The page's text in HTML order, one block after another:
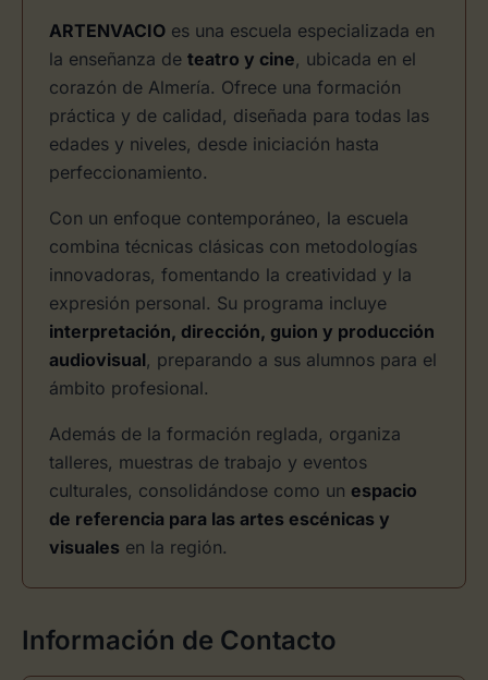
ARTENVACIO es una escuela especializada en
la enseñanza de teatro y cine, ubicada en el
corazón de Almería. Ofrece una formación
práctica y de calidad, diseñada para todas las
edades y niveles, desde iniciación hasta
perfeccionamiento.
Con un enfoque contemporáneo, la escuela
combina técnicas clásicas con metodologías
innovadoras, fomentando la creatividad y la
expresión personal. Su programa incluye
interpretación, dirección, guion y producción
audiovisual, preparando a sus alumnos para el
ámbito profesional.
Además de la formación reglada, organiza
talleres, muestras de trabajo y eventos
culturales, consolidándose como un espacio
de referencia para las artes escénicas y
visuales en la región.
Información de Contacto